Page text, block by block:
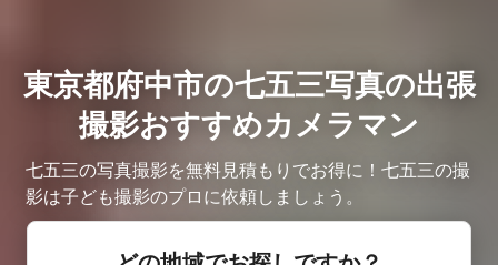
東京都府中市の七五三写真の出張
撮影おすすめカメラマン
七五三の写真撮影を無料見積もりでお得に！七五三の撮
影は子ども撮影のプロに依頼しましょう。